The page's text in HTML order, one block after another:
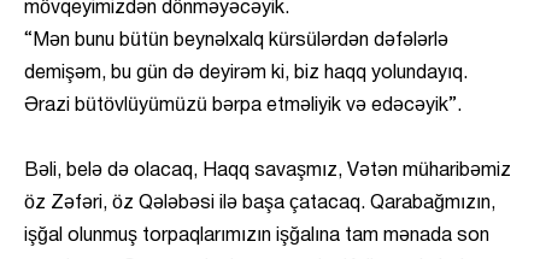
mövqeyimizdən dönməyəcəyik.
“Mən bunu bütün beynəlxalq kürsülərdən dəfələrlə
demişəm, bu gün də deyirəm ki, biz haqq yolundayıq.
Ərazi bütövlüyümüzü bərpa etməliyik və edəcəyik”.
Bəli, belə də olacaq, Haqq savaşmız, Vətən müharibəmiz
öz Zəfəri, öz Qələbəsi ilə başa çatacaq. Qarabağmızın,
işğal olunmuş torpaqlarımızın işğalına tam mənada son